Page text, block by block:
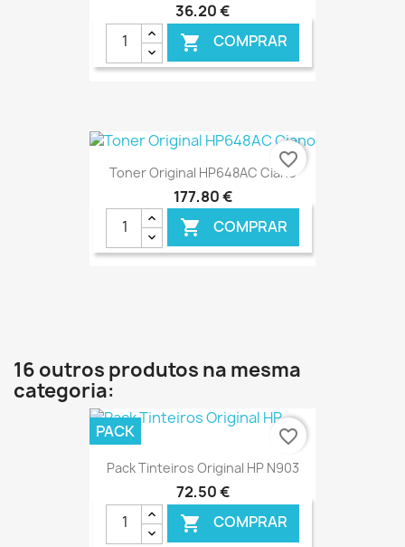
36,20 €
 COMPRAR
€ ONLINE
Toner Original HP648AC Ciano
177,80 €
 COMPRAR
favorite_border
16 outros produtos na mesma
categoria:
Pack Tinteiros Original HP N903
72,50 €
 COMPRAR
PACK favorite_border